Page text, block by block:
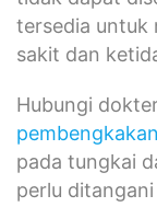
tersedia untuk
sakit dan
Hubungi
pembengkakan
pada tungkai
perlu